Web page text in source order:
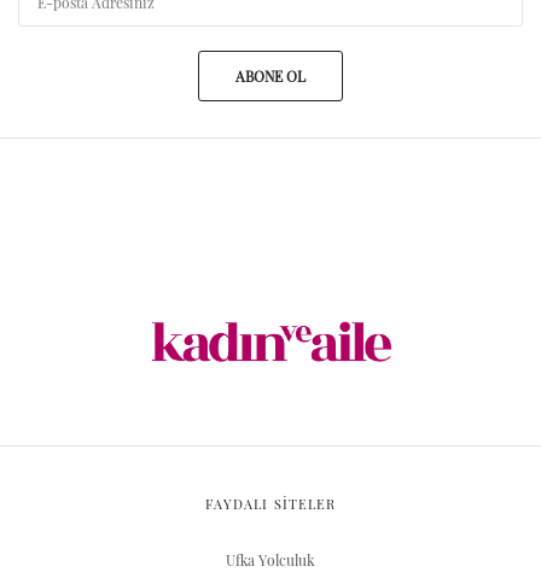
ABONE OL
FAYDALI SİTELER
Ufka Yolculuk